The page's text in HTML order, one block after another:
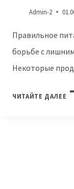
Admin-2
Правильное
борьбе с
Некоторые
ЧИТАЙТЕ ДАЛЕЕ